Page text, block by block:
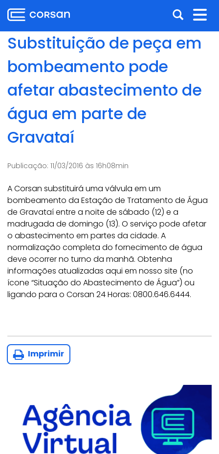
para
o
conteúdo
para
menu
para
busca
para
o
conteúdo
Abrir
a
busca
Substituição de peça em
bombeamento pode
afetar abastecimento de
água em parte de
Gravataí
Publicação: 11/03/2016 às 16h08min
A Corsan substituirá uma válvula em um
bombeamento da Estação de Tratamento de Água
de Gravataí entre a noite de sábado (12) e a
madrugada de domingo (13). O serviço pode afetar
o abastecimento em partes da cidade. A
normalização completa do fornecimento de água
deve ocorrer no turno da manhã. Obtenha
informações atualizadas aqui em nosso site (no
ícone “Situação do Abastecimento de Água”) ou
ligando para o Corsan 24 Horas: 0800.646.6444.
Imprimir